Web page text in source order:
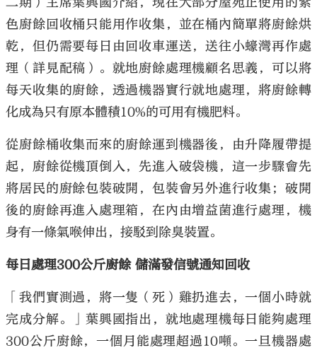
色廚餘回收桶只能用作收集，並在桶內簡單將廚餘烘
乾，但仍需要每日由回收車運送，送往小蠔灣再作處
理（詳見配稿）。就地廚餘處理機顧名思義，可以將
每天收集的廚餘，透過機器實行就地處理，將廚餘轉
化成為只有原本體積10%的可用有機肥料。
從廚餘桶收集而來的廚餘運到機器後，由升降履帶提
起，廚餘從機頂倒入，先進入破袋機，這一步驟會先
將居民的廚餘包裝破開，包裝會另外進行收集；破開
後的廚餘再進入處理箱，在內由增益菌進行處理，機
身有一條氣喉伸出，接駁到除臭裝置。
每日處理300公斤廚餘 儲滿發信號通知回收
「我們實測過，將一隻（死）雞扔進去，一個小時就
完成分解。」葉興國指出，就地處理機每日能夠處理
300公斤廚餘，一個月能處理超過10噸。一旦機器處